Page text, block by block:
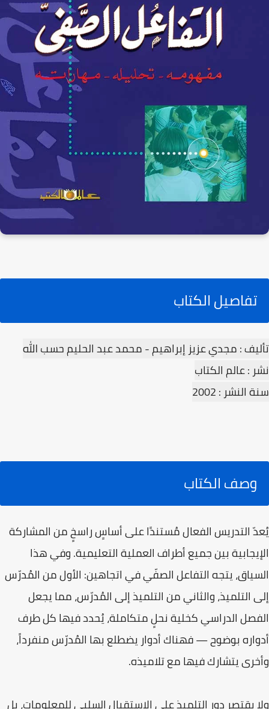
تفاصيل الكتاب
تأليف : مجدي عزيز إبراهيم - محمد عبد الحليم حسب الله
نشر : عالم الكتاب
سنة النشر : 2002
وصف الكتاب
يُعدّ التدريس الفعال مُستندًا على أساسٍ راسخٍ من المشاركة
الإيجابية بين جميع أطراف العملية التعليمية. وفي هذا
السياق، يتجه التفاعل الصفّي في اتجاهين: الأول من المُدرّس
إلى التلميذ، والثاني من التلميذ إلى المُدرّس، مما يجعل
الفصل الدراسي كخلية نحلٍ متكاملة، يُحدد فيها كل طرف
أدواره بوضوح — فهناك أدوار يضطلع بها المُدرّس منفرداً،
وأخرى يتشارك فيها مع تلاميذه.
ولا يقتصر دور التلميذ على الاستقبال السلبي للمعلومات، بل